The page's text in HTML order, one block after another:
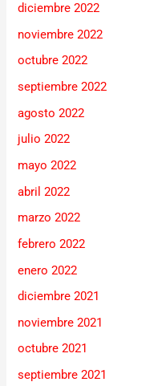
diciembre 2022
noviembre 2022
octubre 2022
septiembre 2022
agosto 2022
julio 2022
mayo 2022
abril 2022
marzo 2022
febrero 2022
enero 2022
diciembre 2021
noviembre 2021
octubre 2021
septiembre 2021